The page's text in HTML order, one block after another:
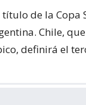
de la Copa
Chile,
definirá el